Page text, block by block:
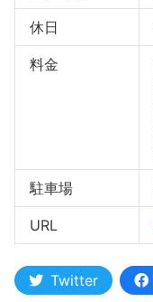
休日
料金
駐車場
URL
Twitter